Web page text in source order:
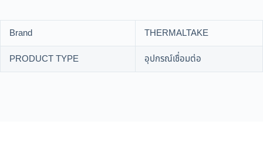
Brand
THERMALTAKE
PRODUCT TYPE
อุปกรณ์เชื่อมต่อ